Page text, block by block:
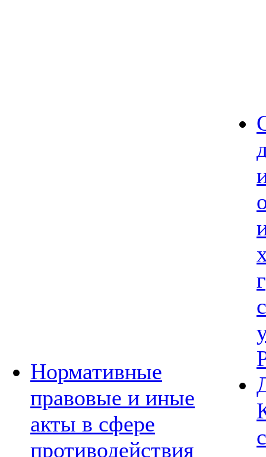
Нормативные
правовые и иные
акты в сфере
противодействия